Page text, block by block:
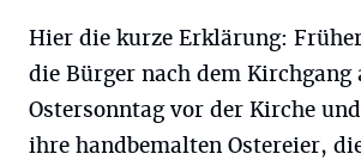
Hier die kurze Erklärung:
die Bürger nach dem Kirchgang
Ostersonntag vor der Kirche
ihre handbemalten Ostereier,